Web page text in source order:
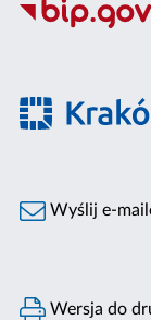
Wyślij e-
Wersja do